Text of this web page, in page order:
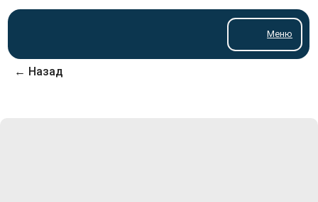
Меню
← Назад